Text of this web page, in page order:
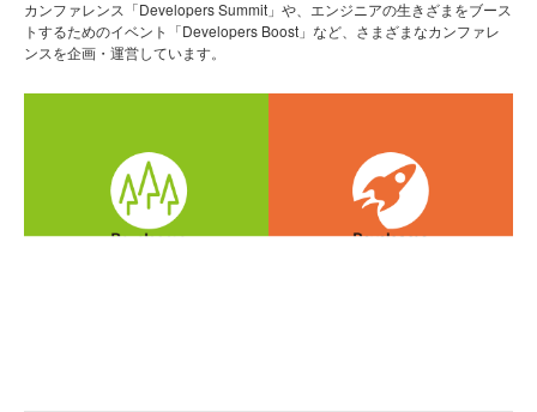
カンファレンス「Developers Summit」や、エンジニアの生きざまをブース
トするためのイベント「Developers Boost」など、さまざまなカンファレ
ンスを企画・運営しています。